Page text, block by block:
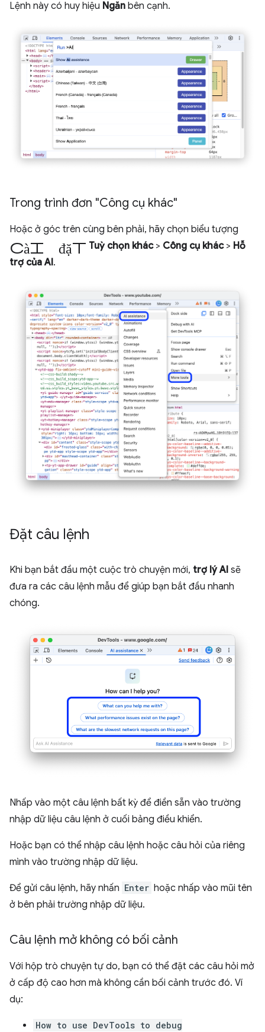
Lệnh này có huy hiệu Ngăn bên cạnh.
Trong trình đơn "Công cụ khác"
Hoặc ở góc trên cùng bên phải, hãy chọn biểu tượng
cài đặt Tuỳ chọn khác> Công cụ khác> Hỗ
trợ của AI.
Đặt câu lệnh
Khi bạn bắt đầu một cuộc trò chuyện mới, trợ lý AI sẽ
đưa ra các câu lệnh mẫu để giúp bạn bắt đầu nhanh
chóng.
Nhấp vào một câu lệnh bất kỳ để điền sẵn vào trường
nhập dữ liệu câu lệnh ở cuối bảng điều khiển.
Hoặc bạn có thể nhập câu lệnh hoặc câu hỏi của riêng
mình vào trường nhập dữ liệu.
Để gửi câu lệnh, hãy nhấn Enter hoặc nhấp vào mũi tên
ở bên phải trường nhập dữ liệu.
Câu lệnh mở không có bối cảnh
Với hộp trò chuyện tự do, bạn có thể đặt các câu hỏi mở
ở cấp độ cao hơn mà không cần bối cảnh trước đó. Ví
dụ:
How to use DevTools to debug